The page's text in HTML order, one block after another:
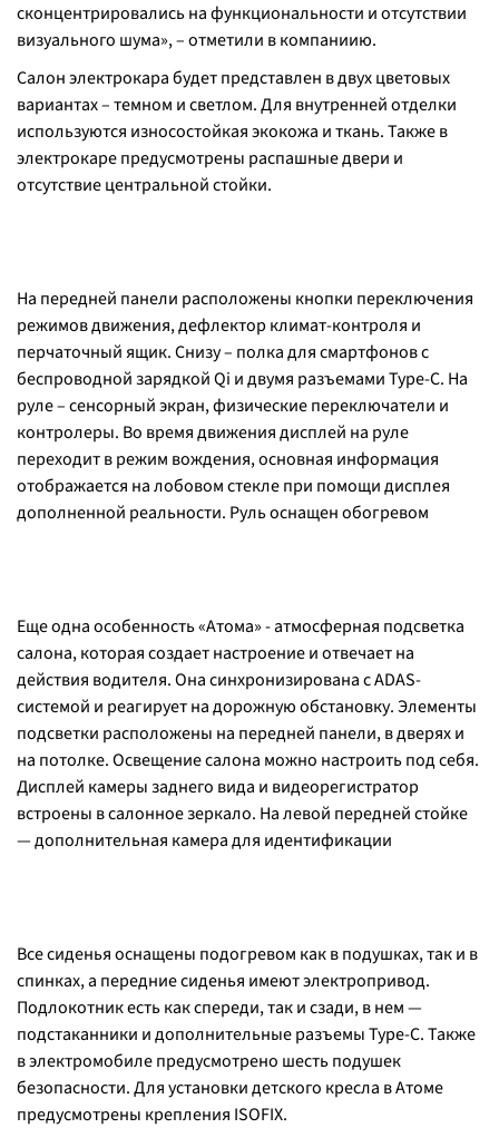
сконцентрировались на функциональности и отсутствии
визуального шума», – отметили в компаниию.
Салон электрокара будет представлен в двух цветовых
вариантах – темном и светлом. Для внутренней отделки
используются износостойкая экокожа и ткань. Также в
электрокаре предусмотрены распашные двери и
отсутствие центральной стойки.
На передней панели расположены кнопки переключения
режимов движения, дефлектор климат-контроля и
перчаточный ящик. Снизу – полка для смартфонов с
беспроводной зарядкой Qi и двумя разъемами Type-C. На
руле – сенсорный экран, физические переключатели и
контролеры. Во время движения дисплей на руле
переходит в режим вождения, основная информация
отображается на лобовом стекле при помощи дисплея
дополненной реальности. Руль оснащен обогревом
Еще одна особенность «Атома» - атмосферная подсветка
салона, которая создает настроение и отвечает на
действия водителя. Она синхронизирована с ADAS-
системой и реагирует на дорожную обстановку. Элементы
подсветки расположены на передней панели, в дверях и
на потолке. Освещение салона можно настроить под себя.
Дисплей камеры заднего вида и видеорегистратор
встроены в салонное зеркало. На левой передней стойке
— дополнительная камера для идентификации
Все сиденья оснащены подогревом как в подушках, так и в
спинках, а передние сиденья имеют электропривод.
Подлокотник есть как спереди, так и сзади, в нем —
подстаканники и дополнительные разъемы Type-C. Также
в электромобиле предусмотрено шесть подушек
безопасности. Для установки детского кресла в Атоме
предусмотрены крепления ISOFIX.